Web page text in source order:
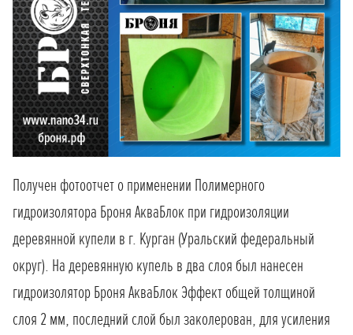
Получен фотоотчет о применении Полимерного
гидроизолятора Броня АкваБлок при гидроизоляции
деревянной купели в г. Курган (Уральский федеральный
округ). На деревянную купель в два слоя был нанесен
гидроизолятор Броня АкваБлок Эффект общей толщиной
слоя 2 мм, последний слой был заколерован, для усиления